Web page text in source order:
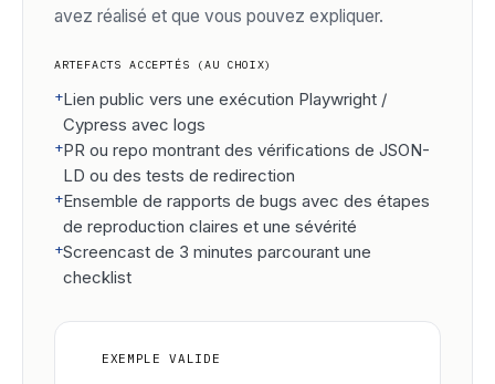
avez réalisé et que vous pouvez expliquer.
ARTEFACTS ACCEPTÉS (AU CHOIX)
+Lien public vers une exécution Playwright /
Cypress avec logs
+PR ou repo montrant des vérifications de JSON-
LD ou des tests de redirection
+Ensemble de rapports de bugs avec des étapes
de reproduction claires et une sévérité
+Screencast de 3 minutes parcourant une
checklist
EXEMPLE VALIDE